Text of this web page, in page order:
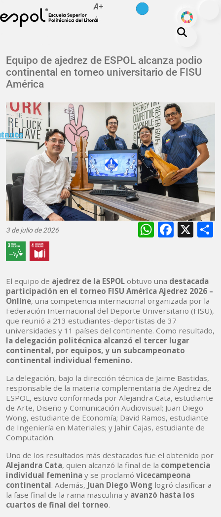
Pasar al contenido principal
A+
A-
ODS
La ESPOL
Educación
Vida politécnica
Investigación
Nuestra Huella
Transparencia
Equipo de ajedrez de ESPOL alcanza podio
continental en torneo universitario de FISU
América
3 de julio de 2026 X
El equipo de ajedrez de la ESPOL obtuvo una destacada
participación en el torneo FISU América Ajedrez 2026 –
Online, una competencia internacional organizada por la
Federación Internacional del Deporte Universitario (FISU),
que reunió a 213 estudiantes-deportistas de 37
universidades y 11 países del continente. Como resultado,
la delegación politécnica alcanzó el tercer lugar
continental, por equipos, y un subcampeonato
continental individual femenino.
La delegación, bajo la dirección técnica de Jaime Bastidas,
responsable de la materia complementaria de Ajedrez de
ESPOL, estuvo conformada por Alejandra Cata, estudiante
de Arte, Diseño y Comunicación Audiovisual; Juan Diego
Wong, estudiante de Economía; David Ramos, estudiante
de Ingeniería en Materiales; y Jahir Cajas, estudiante de
Computación.
Uno de los resultados más destacados fue el obtenido por
Alejandra Cata, quien alcanzó la final de la competencia
individual femenina y se proclamó vicecampeona
continental. Además, Juan Diego Wong logró clasificar a
la fase final de la rama masculina y avanzó hasta los
cuartos de final del torneo.